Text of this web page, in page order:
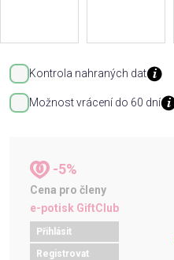
Kontrola nahraných dat
Možnost vrácení do 60 dní
-5%
Cena pro členy
e-potisk GiftClub
Přihlásit
Registrovat